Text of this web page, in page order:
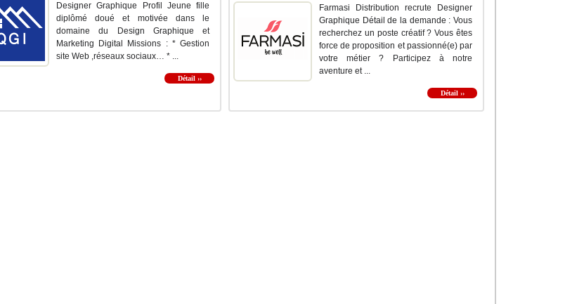
Designer Graphique Profil Jeune fille
diplômé doué et motivée dans le
domaine du Design Graphique et
Marketing Digital Missions : * Gestion
site Web ,réseaux sociaux… * ...
Détail ››
Farmasi Distribution recrute Designer
Graphique Détail de la demande : Vous
recherchez un poste créatif ? Vous êtes
force de proposition et passionné(e) par
votre métier ? Participez à notre
aventure et ...
Détail ››